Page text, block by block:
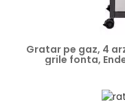
Gratar pe gaz, 4
grile fonta,